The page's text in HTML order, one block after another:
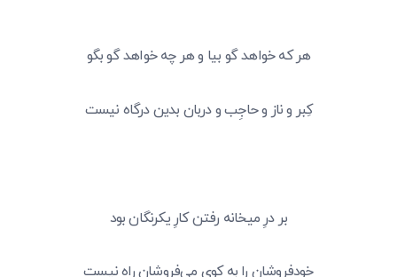
هر که خواهد گو بیا و هر چه خواهد گو بگو
کِبر و ناز و حاجِب و دربان بدین درگاه نیست
بر درِ میخانه رفتن کارِ یکرنگان بود
خودفروشان را به کویِ می‌فروشان راه نیست